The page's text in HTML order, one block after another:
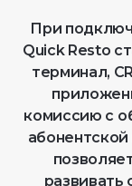
При
Quick Resto
терминал,
комиссию с
развивать